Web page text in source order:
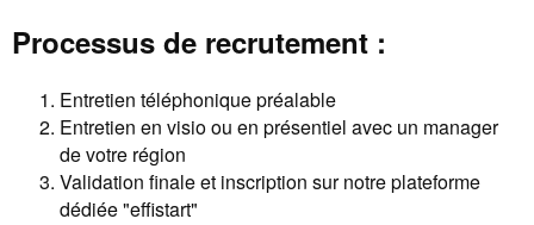
Processus de recrutement :
Entretien téléphonique préalable
Entretien en visio ou en présentiel avec un manager
de votre région
Validation finale et inscription sur notre plateforme
dédiée "effistart"